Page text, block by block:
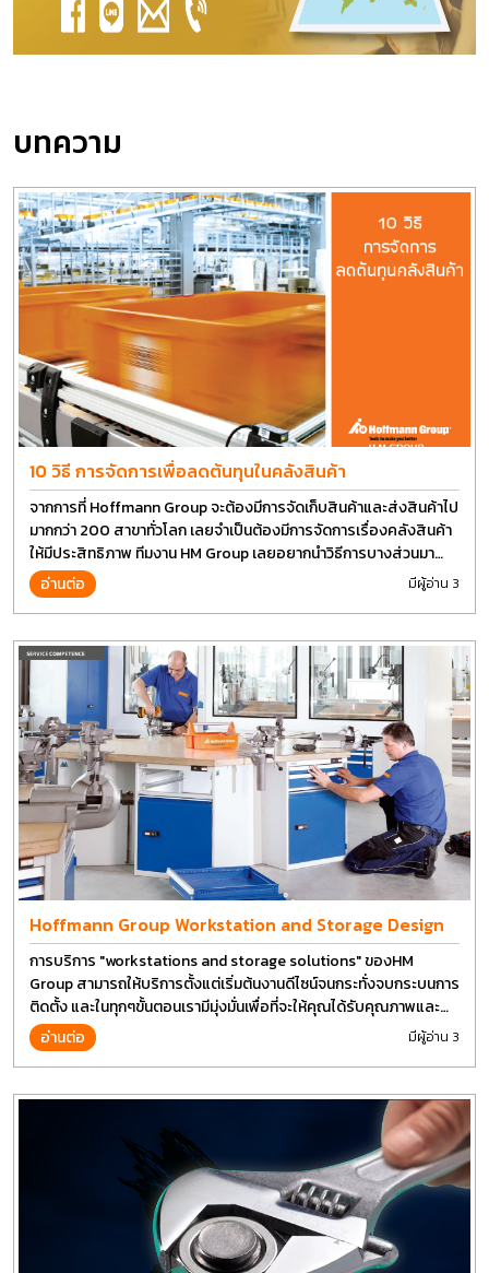
บทความ
10 วิธี การจัดการเพื่อลดต้นทุนในคลังสินค้า
จากการที่ Hoffmann Group จะต้องมีการจัดเก็บสินค้าและส่งสินค้าไป
มากกว่า 200 สาขาทั่วโลก เลยจำเป็นต้องมีการจัดการเรื่องคลังสินค้า
ให้มีประสิทธิภาพ ทีมงาน HM Group เลยอยากนำวิธีการบางส่วนมา
แบ่งปันกัน
อ่านต่อ มีผู้อ่าน 3
Hoffmann Group Workstation and Storage Design
การบริการ "workstations and storage solutions" ของHM
Group สามารถให้บริการตั้งแต่เริ่มต้นงานดีไซน์จนกระทั่งจบกระบนการ
ติดตั้ง และในทุกๆขั้นตอนเรามีมุ่งมั่นเพื่อที่จะให้คุณได้รับคุณภาพและ
การที่งานที่ดีที่สุด บนต้นทุนที่ดีที่สุดเช่นกัน
อ่านต่อ มีผู้อ่าน 3